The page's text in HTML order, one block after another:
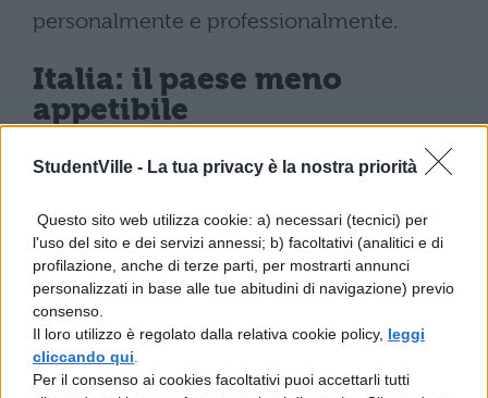
StudentVille - La tua privacy è la nostra priorità
Questo sito web utilizza cookie: a) necessari (tecnici) per
l'uso del sito e dei servizi annessi; b) facoltativi (analitici e di
profilazione, anche di terze parti, per mostrarti annunci
personalizzati in base alle tue abitudini di navigazione) previo
consenso.
Il loro utilizzo è regolato dalla relativa cookie policy, leggi
cliccando qui
Per il consenso ai cookies facoltativi puoi accettarli tutti
personalmente e professionalmente.
Italia: il paese meno
appetibile
Purtroppo, il nostro paese si posiziona
risultando il meno indicato per i giovani tra
i 27 stati dell’UE analizzati. Secondo i dati
raccolti dall’app Alroix, l’Italia viene
percepita come un territorio caratterizzato
da un elevato tasso di criminalità e scarse